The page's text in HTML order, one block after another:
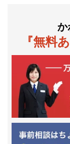
か
『無料